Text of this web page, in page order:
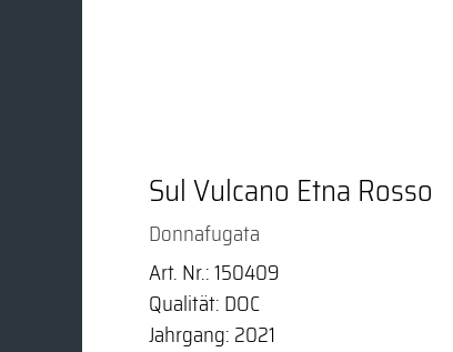
Sul Vulcano Etna Rosso
Donnafugata
Art. Nr.: 150409
Qualität: DOC
Jahrgang: 2021